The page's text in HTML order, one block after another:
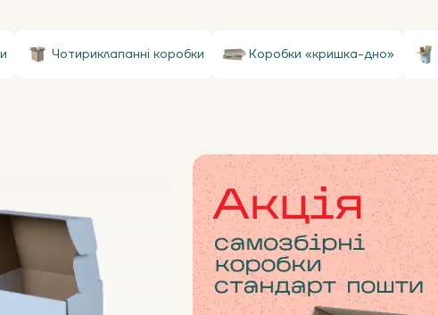
Чотириклапанні коробки Коробки «кришка-дно»